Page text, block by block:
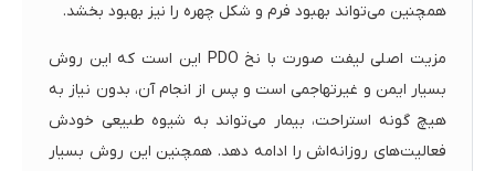
همچنین می‌تواند بهبود فرم و شکل چهره را نیز بهبود بخشد.
مزیت اصلی لیفت صورت با نخ PDO این است که این روش
بسیار ایمن و غیرتهاجمی است و پس از انجام آن، بدون نیاز به
هیچ گونه استراحت، بیمار می‌تواند به شیوه طبیعی خودش
فعالیت‌های روزانه‌اش را ادامه دهد. همچنین این روش بسیار